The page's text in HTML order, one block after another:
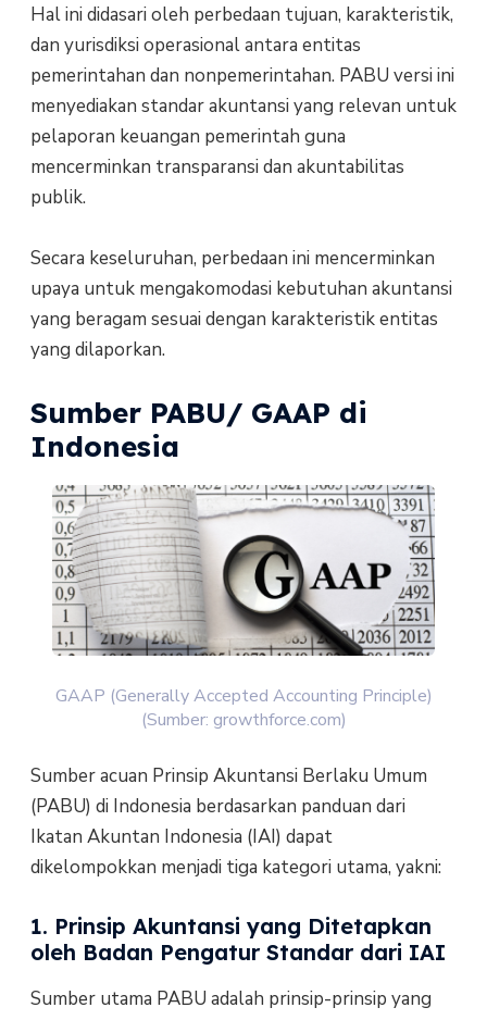
Hal ini didasari oleh perbedaan tujuan, karakteristik,
dan yurisdiksi operasional antara entitas
pemerintahan dan nonpemerintahan. PABU versi ini
menyediakan standar akuntansi yang relevan untuk
pelaporan keuangan pemerintah guna
mencerminkan transparansi dan akuntabilitas
publik.
Secara keseluruhan, perbedaan ini mencerminkan
upaya untuk mengakomodasi kebutuhan akuntansi
yang beragam sesuai dengan karakteristik entitas
yang dilaporkan.
Sumber PABU/ GAAP di
Indonesia
GAAP (Generally Accepted Accounting Principle)
(Sumber: growthforce.com)
Sumber acuan Prinsip Akuntansi Berlaku Umum
(PABU) di Indonesia berdasarkan panduan dari
Ikatan Akuntan Indonesia (IAI) dapat
dikelompokkan menjadi tiga kategori utama, yakni:
1. Prinsip Akuntansi yang Ditetapkan
oleh Badan Pengatur Standar dari IAI
Sumber utama PABU adalah prinsip-prinsip yang